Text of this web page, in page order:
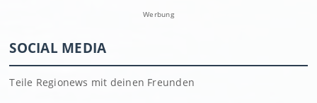
Werbung
SOCIAL MEDIA
Teile Regionews mit deinen Freunden